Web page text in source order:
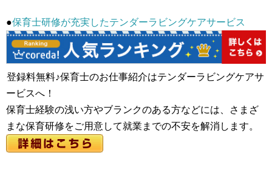
●保育士研修が充実したテンダーラビングケアサービス
登録料無料♪保育士のお仕事紹介はテンダーラビングケアサ
ービスへ！
保育士経験の浅い方やブランクのある方などには、さまざ
まな保育研修をご用意して就業までの不安を解消します。